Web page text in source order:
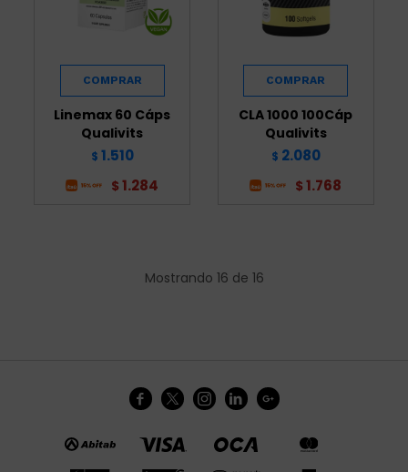
Linemax 60 Cáps
Qualivits
$ 1.510
$ 1.284
CLA 1000 100Cáp
Qualivits
$ 2.080
$ 1.768
Mostrando 16 de 16
    